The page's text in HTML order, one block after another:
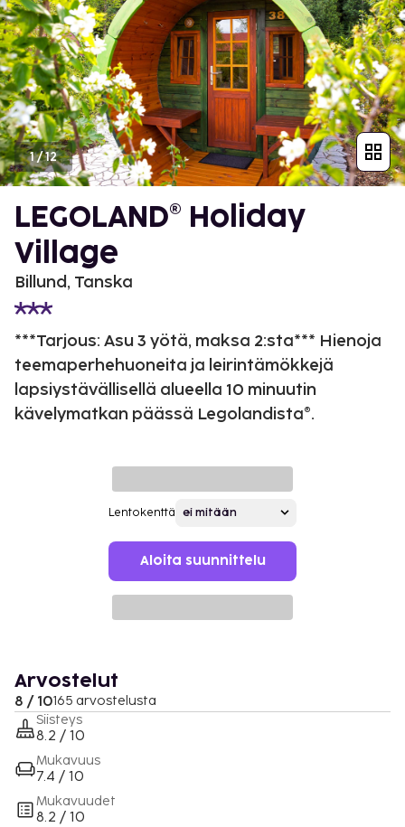
1/12
LEGOLAND® Holiday
Village
Billund, Tanska
***Tarjous: Asu 3 yötä, maksa 2:sta*** Hienoja
teemaperhehuoneita ja leirintämökkejä
lapsiystävällisellä alueella 10 minuutin
kävelymatkan päässä Legolandista®.
Lentokenttä
Aloita suunnittelu
Arvostelut
8 / 10165 arvostelusta
Siisteys
8.2 / 10
Mukavuus
7.4 / 10
Mukavuudet
8.2 / 10